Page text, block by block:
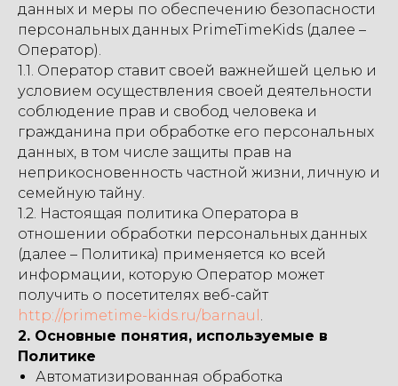
данных и меры по обеспечению безопасности
персональных данных PrimeTimeKids (далее –
Оператор).
1.1. Оператор ставит своей важнейшей целью и
условием осуществления своей деятельности
соблюдение прав и свобод человека и
гражданина при обработке его персональных
данных, в том числе защиты прав на
неприкосновенность частной жизни, личную и
семейную тайну.
1.2. Настоящая политика Оператора в
отношении обработки персональных данных
(далее – Политика) применяется ко всей
информации, которую Оператор может
получить о посетителях веб-сайт
http://primetime-kids.ru/barnaul .
2. Основные понятия, используемые в
Политике
Автоматизированная обработка